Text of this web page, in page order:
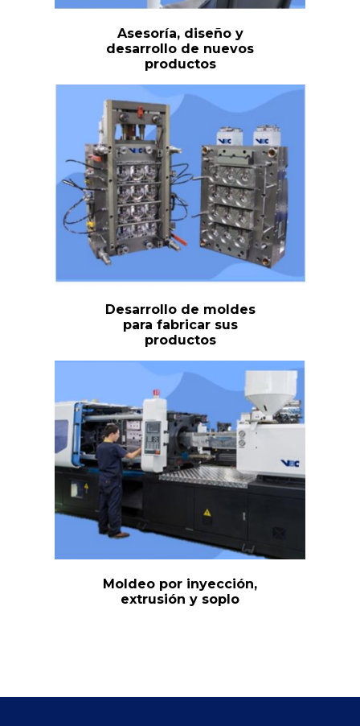
Asesoría, diseño y
desarrollo de nuevos
productos
Desarrollo de moldes
para fabricar sus
productos
Moldeo por inyección,
extrusión y soplo